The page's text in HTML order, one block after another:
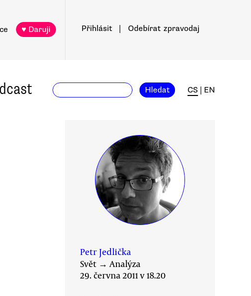
♥ Daruji Přihlásit Odebírat zpravodaj
Hledat CS EN
Petr Jedlička
Svět →Analýza
29. června 2011 v 18.20